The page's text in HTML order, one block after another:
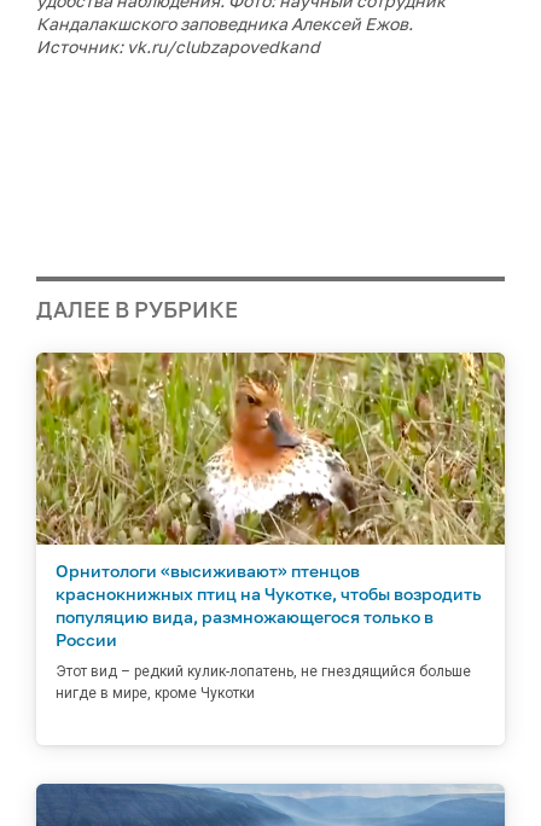
Кандалакшского заповедника Алексей Ежов.
Источник: vk.ru/clubzapovedkand
ДАЛЕЕ В РУБРИКЕ
Орнитологи «высиживают» птенцов
краснокнижных птиц на Чукотке, чтобы возродить
популяцию вида, размножающегося только в
России
Этот вид – редкий кулик-лопатень, не гнездящийся больше
нигде в мире, кроме Чукотки